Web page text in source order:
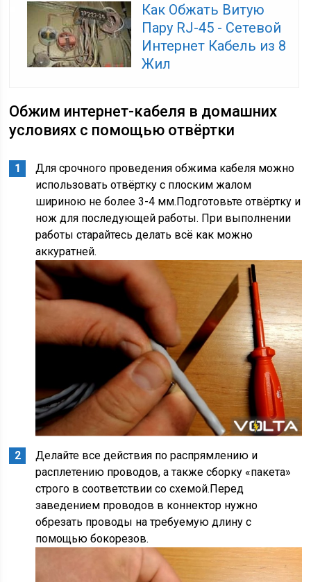
Как Обжать Витую
Пару RJ-45 - Сетевой
Интернет Кабель из 8
Жил
Обжим интернет-кабеля в домашних
условиях с помощью отвёртки
Для срочного проведения обжима кабеля можно
использовать отвёртку с плоским жалом
шириною не более 3-4 мм.Подготовьте отвёртку и
нож для последующей работы. При выполнении
работы старайтесь делать всё как можно
аккуратней.
Делайте все действия по распрямлению и
расплетению проводов, а также сборку «пакета»
строго в соответствии со схемой.Перед
заведением проводов в коннектор нужно
обрезать проводы на требуемую длину с
помощью бокорезов.